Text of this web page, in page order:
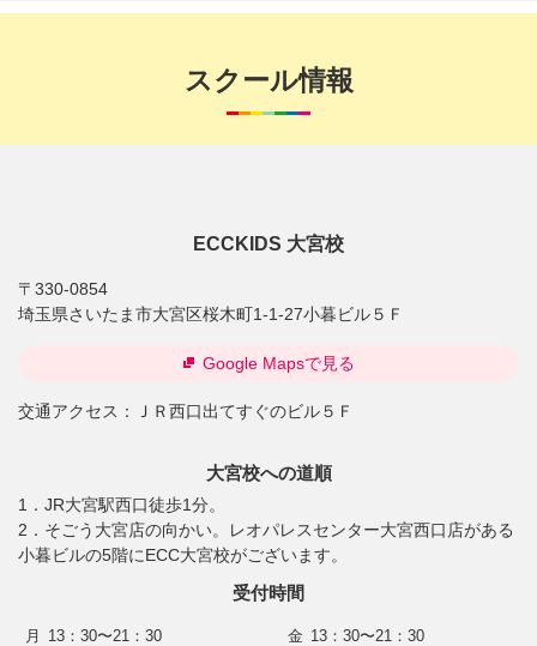
スクール情報
ECCKIDS 大宮校
〒330-0854
埼玉県さいたま市大宮区桜木町1-1-27小暮ビル５Ｆ
交通アクセス： ＪＲ西口出てすぐのビル５Ｆ
Google Mapsで見る
大宮校への道順
1．JR大宮駅西口徒歩1分。
2．そごう大宮店の向かい。レオパレスセンター大宮西口店がある
小暮ビルの5階にECC大宮校がございます。
受付時間
月
13：30〜21：30
金 13：30〜21：30